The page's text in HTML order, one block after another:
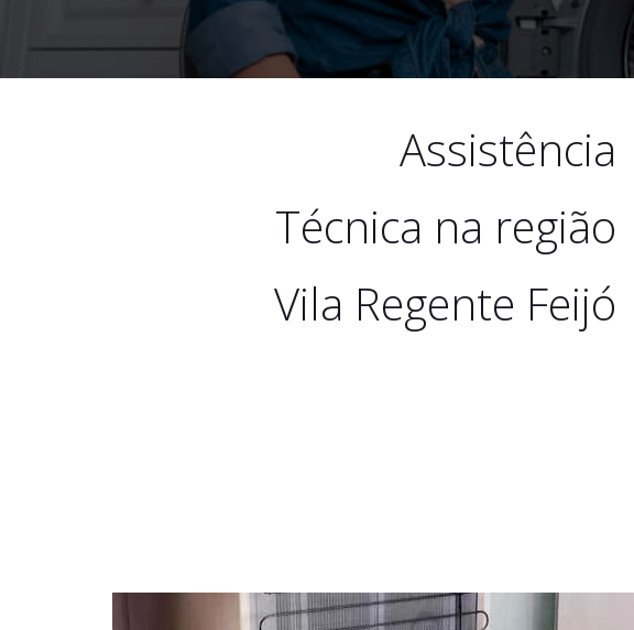
Assistência
Técnica na região
Vila Regente Feijó